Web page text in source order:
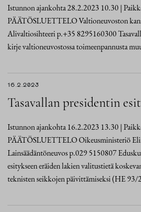
Istunnon ajankohta 28.2.2023 10.30 |
PÄÄTÖSLUETTELO Valtioneuvoston
Alivaltiosihteeri p.+35 8295160300
kirje valtioneuvostossa toimeenpannusta
16.2.2023
Tasavallan presidentin
Istunnon ajankohta 16.2.2023 13.30 |
PÄÄTÖSLUETTELO Oikeusministeriö
Lainsäädäntöneuvos p.029 5150807
esitykseen eräiden lakien valitustietä
teknisten seikkojen päivittämiseksi (HE